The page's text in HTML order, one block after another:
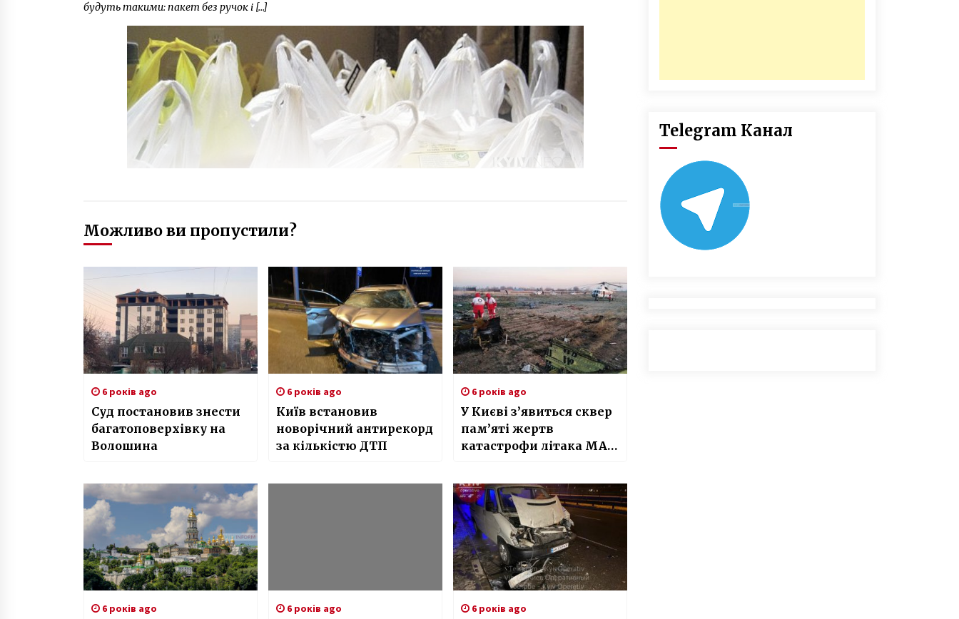
будуть такими: пакет без ручок і […]
Можливо ви пропустили?
6 років ago
Суд постановив знести
багатоповерхівку на
Волошина
6 років ago
Київ встановив
новорічний антирекорд
за кількістю ДТП
6 років ago
У Києві з’явиться сквер
пам’яті жертв
катастрофи літака МАУ
6 років ago 6 років ago 6 років ago
Telegram Канал